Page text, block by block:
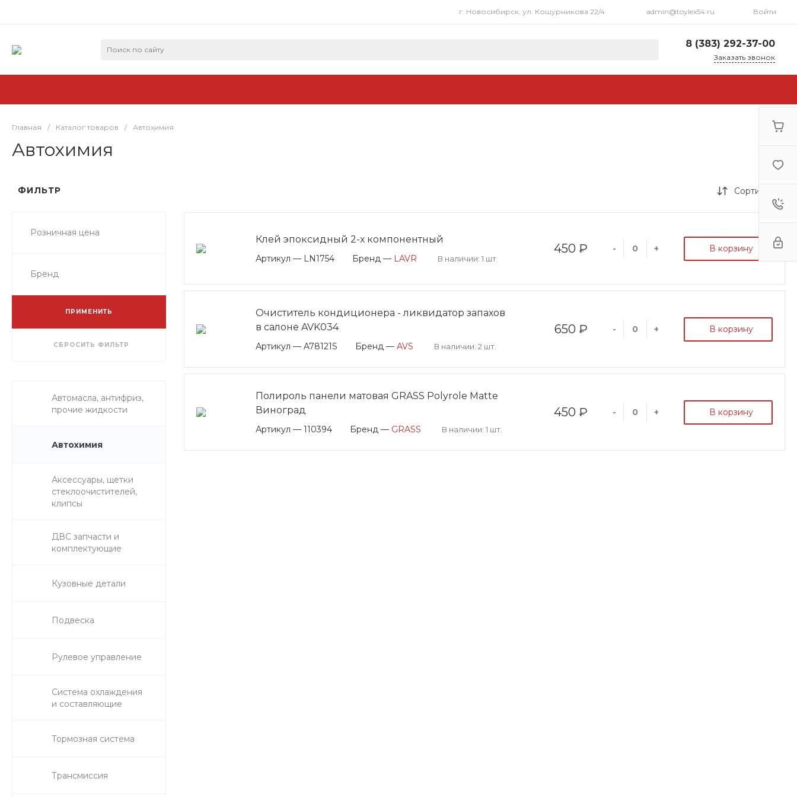
г. Новосибирск, ул. Кошурникова 22/4 admin@toylex54.ru Войти
8 (383) 292-37-00
Кошурникова 22/4
Заказать звонок
Главная / Каталог товаров / Автохимия
Автохимия
ФИЛЬТР
Розничная цена
Бренд
ПРИМЕНИТЬ
СБРОСИТЬ ФИЛЬТР
Автомасла, антифриз,
прочие жидкости
Автохимия
Аксессуары, щетки
стеклоочистителей,
клипсы
ДВС запчасти и
комплектующие
Кузовные детали
Подвеска
Рулевое управление
Система охлаждения
и составляющие
Тормозная система
Трансмиссия
Сортировка
Клей эпоксидный 2-х компонентный
Артикул — LN1754 Бренд — LAVR В наличии: 1 шт.
450 ₽ - + В корзину
Очиститель кондиционера - ликвидатор запахов
в салоне AVK034
Артикул — A78121S Бренд — AVS В наличии: 2 шт.
650 ₽ - + В корзину
Полироль панели матовая GRASS Polyrole Matte
Виноград
Артикул — 110394 Бренд — GRASS В наличии: 1 шт.
450 ₽ - + В корзину